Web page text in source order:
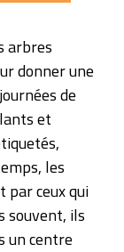
arbres
donner une
de
et
les
ceux qui
souvent, ils
un centre